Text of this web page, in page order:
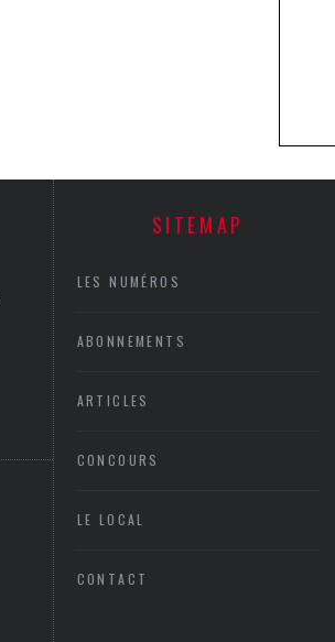
SITEMAP
LES NUMÉROS
ABONNEMENTS
ARTICLES
CONCOURS
LE LOCAL
CONTACT